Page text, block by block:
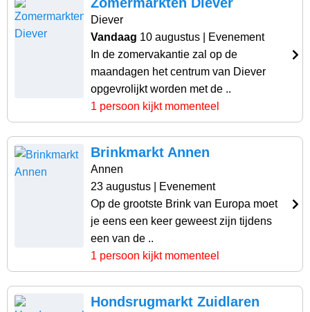
Diever
Vandaag 10 augustus | Evenement
In de zomervakantie zal op de
maandagen het centrum van Diever
opgevrolijkt worden met de ..
1 persoon kijkt momenteel
Brinkmarkt Annen
Annen
23 augustus | Evenement
Op de grootste Brink van Europa moet
je eens een keer geweest zijn tijdens
een van de ..
1 persoon kijkt momenteel
Hondsrugmarkt Zuidlaren